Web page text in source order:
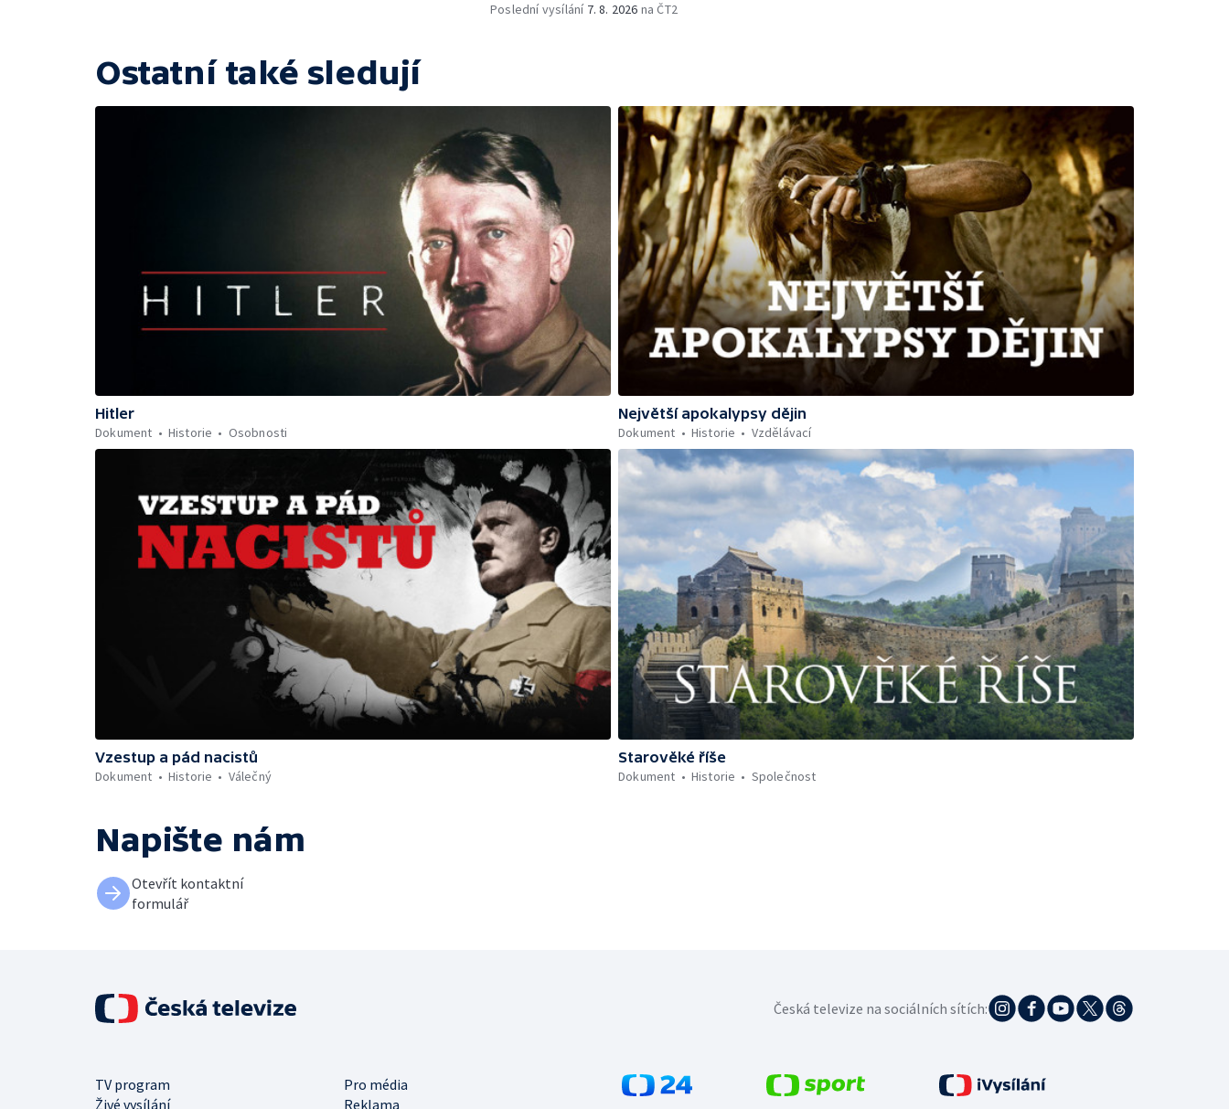
Poslední vysílání 7. 8. 2026 na ČT2
Ostatní také sledují
Hitler
Dokument
Historie Osobnosti
Největší apokalypsy dějin
Dokument
Historie Vzdělávací
Vzestup a pád nacistů
Dokument
Historie Válečný
Starověké říše
Dokument
Historie Společnost
Napište nám
Otevřít kontaktní
formulář
TV program
Pro média
Živé vysílání
Reklama
Česká televize na sociálních sítích: